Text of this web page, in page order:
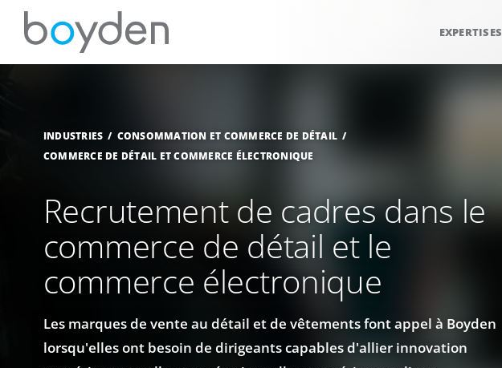
EXPERTISES
INDUSTRIES
CONSOMMATION ET COMMERCE DE DÉTAIL
COMMERCE DE DÉTAIL ET COMMERCE ÉLECTRONIQUE
Recrutement de cadres dans le
commerce de détail et le
commerce électronique
Les marques de vente au détail et de vêtements font appel à Boyden
lorsqu'elles ont besoin de dirigeants capables d'allier innovation